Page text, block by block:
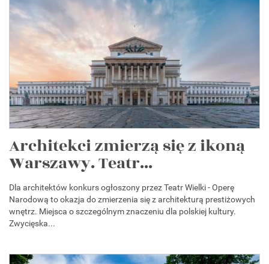
Architekci zmierzą się z ikoną
Warszawy. Teatr...
Dla architektów konkurs ogłoszony przez Teatr Wielki - Operę
Narodową to okazja do zmierzenia się z architekturą prestiżowych
wnętrz. Miejsca o szczególnym znaczeniu dla polskiej kultury.
Zwycięska...